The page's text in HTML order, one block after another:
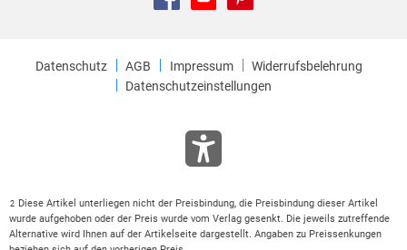
Datenschutz AGB Impressum
Widerrufsbelehrung
Datenschutzeinstellungen
2
Diese Artikel unterliegen nicht der Preisbindung, die Preisbindung dieser Artikel
wurde aufgehoben oder der Preis wurde vom Verlag gesenkt. Die jeweils zutreffende
Alternative wird Ihnen auf der Artikelseite dargestellt. Angaben zu Preissenkungen